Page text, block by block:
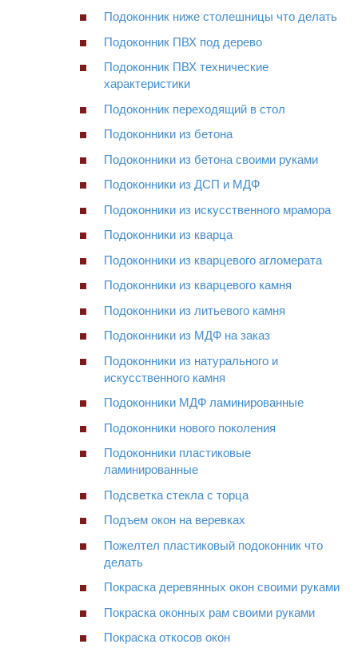
Подоконник ниже столешницы что делать
Подоконник ПВХ под дерево
Подоконник ПВХ технические
характеристики
Подоконник переходящий в стол
Подоконники из бетона
Подоконники из бетона своими руками
Подоконники из ДСП и МДФ
Подоконники из искусственного мрамора
Подоконники из кварца
Подоконники из кварцевого агломерата
Подоконники из кварцевого камня
Подоконники из литьевого камня
Подоконники из МДФ на заказ
Подоконники из натурального и
искусственного камня
Подоконники МДФ ламинированные
Подоконники нового поколения
Подоконники пластиковые
ламинированные
Подсветка стекла с торца
Подъем окон на веревках
Пожелтел пластиковый подоконник что
делать
Покраска деревянных окон своими руками
Покраска оконных рам своими руками
Покраска откосов окон